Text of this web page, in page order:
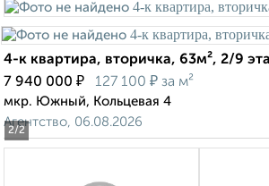
2/2
4-к квартира, вторичка, 63м², 2/9
7 940 000 ₽ 127 100 ₽ за м²
мкр. Южный, Кольцевая 4
Агентство, 06.08.2026